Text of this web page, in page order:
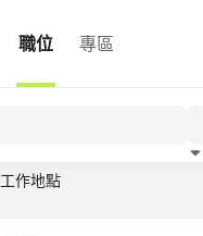
職位 專區
工作地點